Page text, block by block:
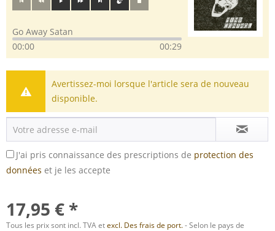
Go Away Satan
00:00
00:29
Avertissez-moi lorsque l'article sera de nouveau
disponible.
J'ai pris connaissance des prescriptions de protection des
données et je les accepte
17,95 € *
Tous les prix sont incl. TVA etexcl. Des frais de port.- Selon le pays de